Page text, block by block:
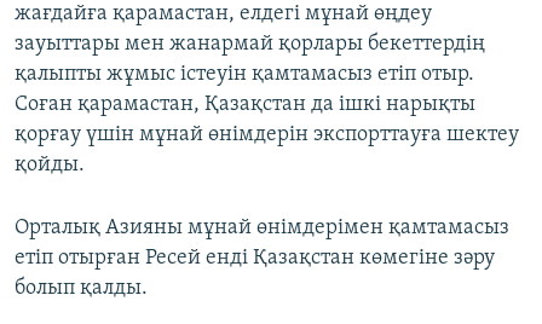
жағдайға қарамастан, елдегі мұнай өңдеу
зауыттары мен жанармай қорлары бекеттердің
қалыпты жұмыс істеуін қамтамасыз етіп отыр.
Соған қарамастан, Қазақстан да ішкі нарықты
қорғау үшін мұнай өнімдерін экспорттауға шектеу
қойды.
Орталық Азияны мұнай өнімдерімен қамтамасыз
етіп отырған Ресей енді Қазақстан көмегіне зәру
болып қалды.